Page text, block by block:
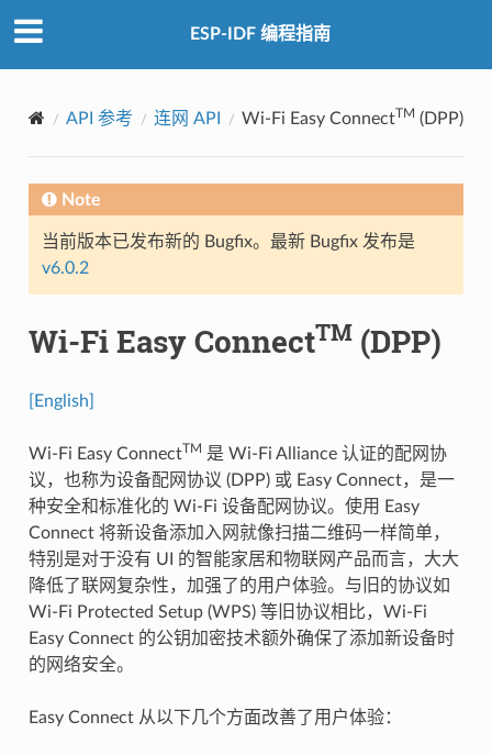
ESP-IDF 编程指南
API 参考 连网 API Wi-Fi Easy ConnectTM (DPP)
Note
当前版本已发布新的 Bugfix。最新 Bugfix 发布是
v6.0.2
Wi-Fi Easy ConnectTM(DPP)
[English]
Wi-Fi Easy ConnectTM 是 Wi-Fi Alliance 认证的配网协
议，也称为设备配网协议 (DPP) 或 Easy Connect，是一
种安全和标准化的 Wi-Fi 设备配网协议。使用 Easy
Connect 将新设备添加入网就像扫描二维码一样简单，
特别是对于没有 UI 的智能家居和物联网产品而言，大大
降低了联网复杂性，加强了的用户体验。与旧的协议如
Wi-Fi Protected Setup (WPS) 等旧协议相比，Wi-Fi
Easy Connect 的公钥加密技术额外确保了添加新设备时
的网络安全。
Easy Connect 从以下几个方面改善了用户体验：